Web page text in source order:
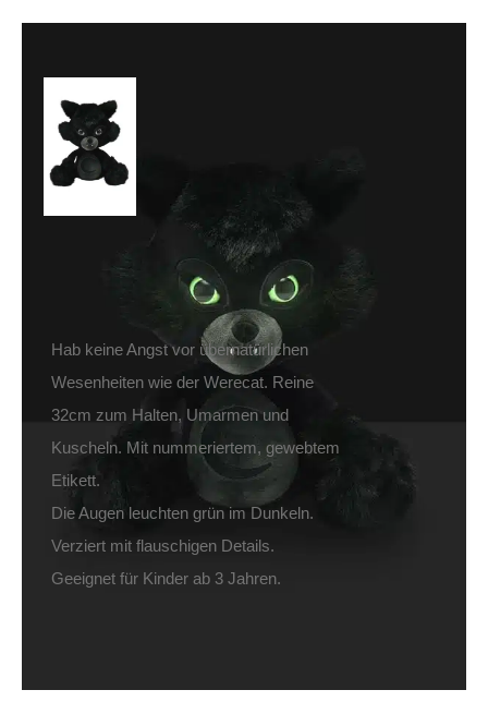
Inkl. MwSt.
Versand
Lieferzeit: ca. 1-2 Tage DE, ca. 3-4 Tage EU
Hab keine Angst vor übernatürlichen
Wesenheiten wie der Werecat. Reine
32cm zum Halten, Umarmen und
Kuscheln. Mit nummeriertem, gewebtem
Etikett.
Die Augen leuchten grün im Dunkeln.
Verziert mit flauschigen Details.
Geeignet für Kinder ab 3 Jahren.